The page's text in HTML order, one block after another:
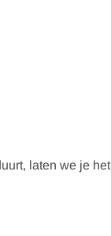
laten we je het